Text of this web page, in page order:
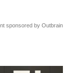
sponsored by Outbrain